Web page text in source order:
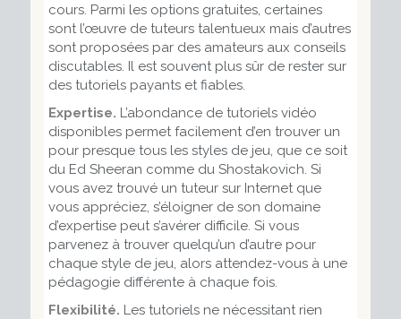
cours. Parmi les options gratuites, certaines
sont l’œuvre de tuteurs talentueux mais d’autres
sont proposées par des amateurs aux conseils
discutables. Il est souvent plus sûr de rester sur
des tutoriels payants et fiables.
Expertise. L’abondance de tutoriels vidéo
disponibles permet facilement d’en trouver un
pour presque tous les styles de jeu, que ce soit
du Ed Sheeran comme du Shostakovich. Si
vous avez trouvé un tuteur sur Internet que
vous appréciez, s’éloigner de son domaine
d’expertise peut s’avérer difficile. Si vous
parvenez à trouver quelqu’un d’autre pour
chaque style de jeu, alors attendez-vous à une
pédagogie différente à chaque fois.
Flexibilité. Les tutoriels ne nécessitant rien